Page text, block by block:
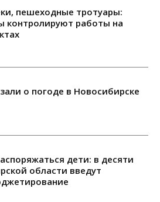
пешеходные тротуары:
контролируют работы на
о погоде в Новосибирске
дети: в десяти
области введут